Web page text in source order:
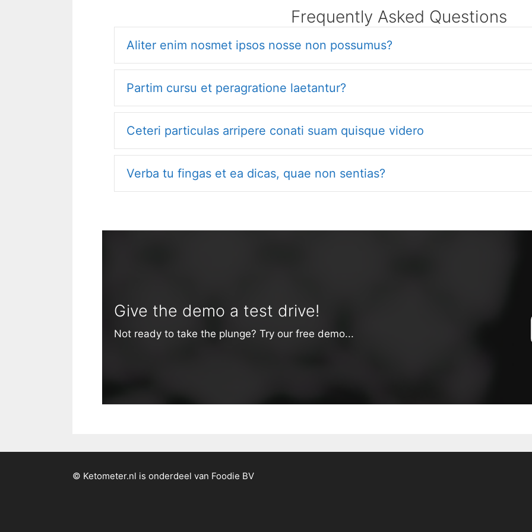
Frequently Asked Questions
Aliter enim nosmet ipsos nosse non possumus?
Partim cursu et peragratione laetantur?
Ceteri particulas arripere conati suam quisque videro
Verba tu fingas et ea dicas, quae non sentias?
Give the demo a test drive!
Not ready to take the plunge? Try our free demo...
© Ketometer.nl is onderdeel van Foodie BV